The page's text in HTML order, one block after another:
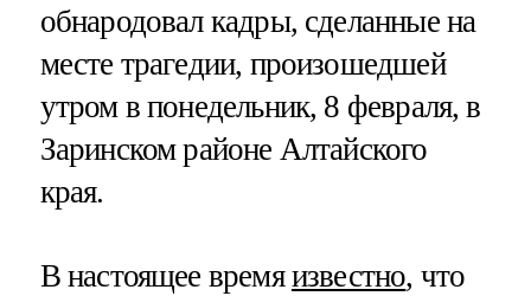
обнародовал кадры, сделанные на
месте трагедии, произошедшей
утром в понедельник, 8 февраля, в
Заринском районе Алтайского
края.
В настоящее времяизвестно, что